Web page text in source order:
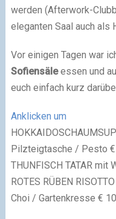
werden (Afterwork-
eleganten Saal auch als
Vor einigen Tagen war
Sofiensäleessen und
euch einfach kurz
Anklicken um
Pilzteigtasche / Pesto €
THUNFISCH TATAR
ROTES RÜBEN
Choi / Gartenkresse €